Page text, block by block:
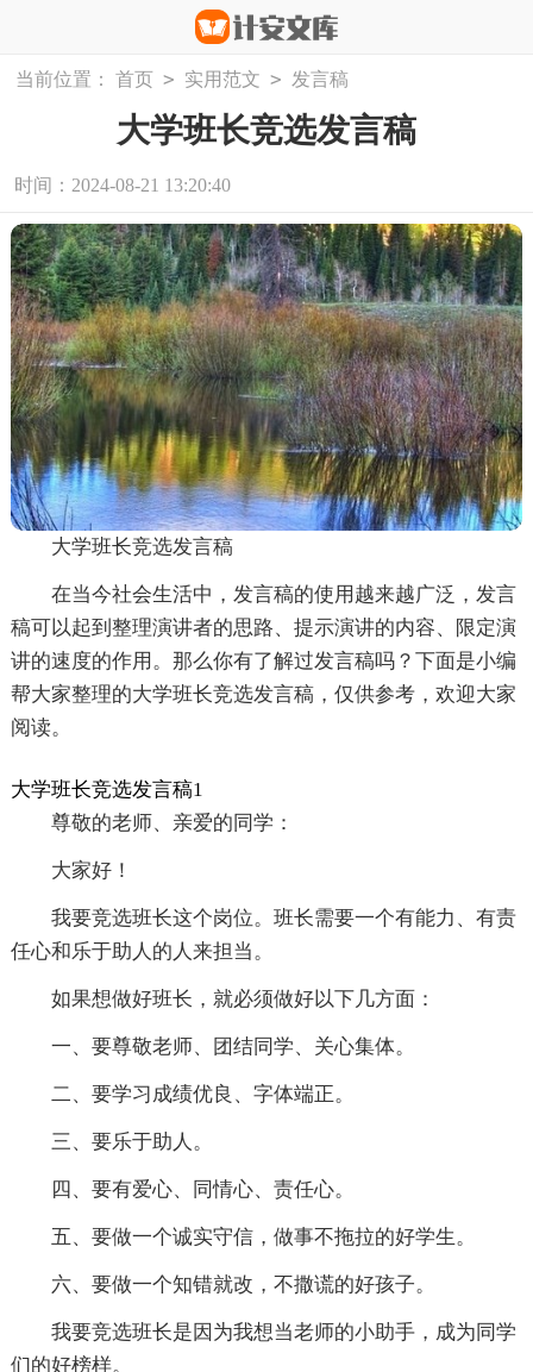
当前位置： 首页 > 实用范文 > 发言稿
大学班长竞选发言稿
时间：2024-08-21 13:20:40
大学班长竞选发言稿
在当今社会生活中，发言稿的使用越来越广泛，发言
稿可以起到整理演讲者的思路、提示演讲的内容、限定演
讲的速度的作用。那么你有了解过发言稿吗？下面是小编
帮大家整理的大学班长竞选发言稿，仅供参考，欢迎大家
阅读。
大学班长竞选发言稿1
尊敬的老师、亲爱的同学：
大家好！
我要竞选班长这个岗位。班长需要一个有能力、有责
任心和乐于助人的人来担当。
如果想做好班长，就必须做好以下几方面：
一、要尊敬老师、团结同学、关心集体。
二、要学习成绩优良、字体端正。
三、要乐于助人。
四、要有爱心、同情心、责任心。
五、要做一个诚实守信，做事不拖拉的好学生。
六、要做一个知错就改，不撒谎的好孩子。
我要竞选班长是因为我想当老师的小助手，成为同学
们的好榜样。